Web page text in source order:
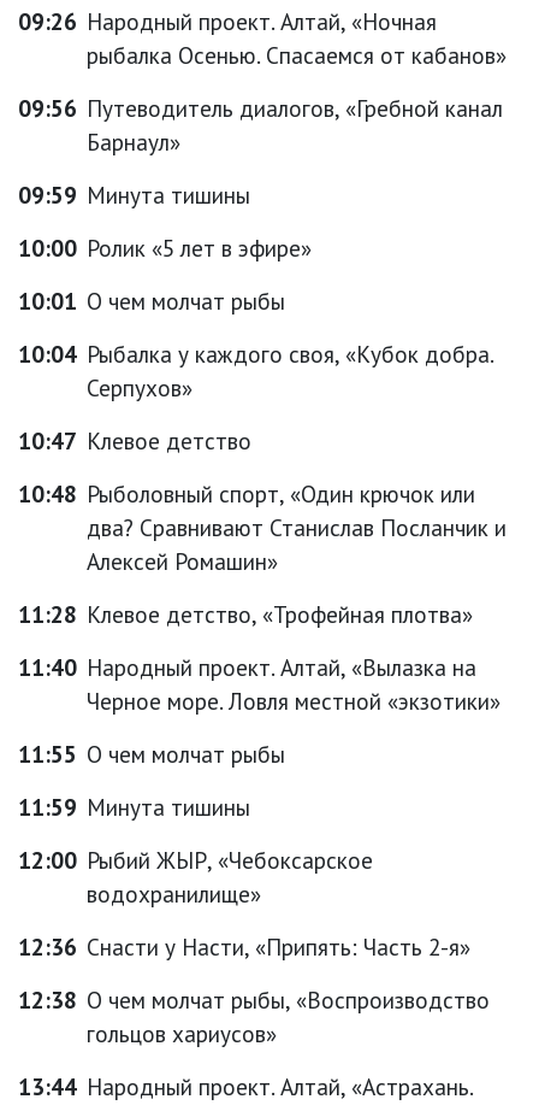
09:26 Народный проект. Алтай, «Ночная
рыбалка Осенью. Спасаемся от кабанов»
09:56 Путеводитель диалогов, «Гребной канал
Барнаул»
09:59 Минута тишины
10:00 Ролик «5 лет в эфире»
10:01 О чем молчат рыбы
10:04 Рыбалка у каждого своя, «Кубок добра.
Серпухов»
10:47 Клевое детство
10:48 Рыболовный спорт, «Один крючок или
два? Сравнивают Станислав Посланчик и
Алексей Ромашин»
11:28 Клевое детство, «Трофейная плотва»
11:40 Народный проект. Алтай, «Вылазка на
Черное море. Ловля местной «экзотики»
11:55 О чем молчат рыбы
11:59 Минута тишины
12:00 Рыбий ЖЫР, «Чебоксарское
водохранилище»
12:36 Снасти у Насти, «Припять: Часть 2-я»
12:38 О чем молчат рыбы, «Воспроизводство
гольцов хариусов»
13:44 Народный проект. Алтай, «Астрахань.